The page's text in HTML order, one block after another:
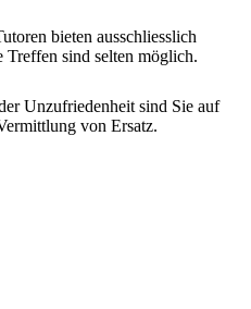
bieten ausschliesslich
sind selten möglich.
Unzufriedenheit sind Sie auf
von Ersatz.